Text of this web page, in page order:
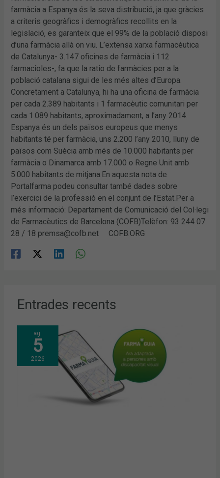
farmàcia a Espanya és la seva distribució, ja que gràcies
a criteris geogràfics i demogràfics recollits en la
legislació, es garanteix que el 99% de la població disposi
d’una farmàcia allà on viu. L’extensa xarxa farmacèutica
de Catalunya- 3.147 oficines de farmàcia i 112
farmacioles-, fa que la ratio de farmàcies per a la
població catalana sigui de les més altes d’Europa.
Concretament a Catalunya, hi ha una oficina de farmàcia
per cada 2.389 habitants i 1 farmacèutic comunitari per
cada 1.089 habitants, aproximadament, a l’any 2014.
Espanya és un dels països europeus que menys
habitants té per farmàcia, uns 2.200 l’any 2010, lluny de
països com Suècia amb més de 10.000 habitants per
farmàcia o Dinamarca amb 17.000 o Regne Unit amb
5.000 habitants de mitjana.En aquesta nota de
Portalfarma podeu consultar també dades sobre
l’exercici de la professió en el conjunt de l’Estat.Per a
més informació: Departament de Comunicació del Col·legi
de Farmacèutics de Barcelona (COFB)Telèfon: 93 244 07
28 / 18 premsa@cofb.net COFB.ORG
Entrades recents
ag.
5
2026